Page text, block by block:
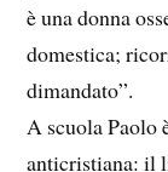
è una donna
domestica;
dimandato”.
A scuola Paolo
anticristiana: il